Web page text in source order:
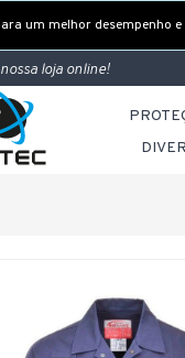
um melhor desempenho
loja online!